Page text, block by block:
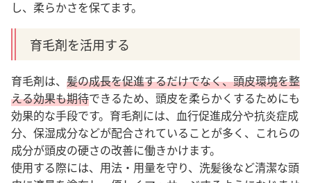
し、柔らかさを保てます。
育毛剤を活用する
育毛剤は、 髪の成長を促進するだけでなく、頭皮環境を整
える効果も期待できるため、頭皮を柔らかくするためにも
効果的な手段です。育毛剤には、血行促進成分や抗炎症成
分、保湿成分などが配合されていることが多く、これらの
成分が頭皮の硬さの改善に働きかけます。
使用する際には、用法・用量を守り、洗髪後など清潔な頭